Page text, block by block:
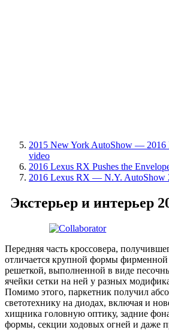
2015 New York AutoShow —
video
2016 Lexus RX Pushes the
2016 Lexus RX — N.Y. AutoShow
Экстерьер и интерьер
Передняя часть кроссовера,
отличается крупной формы фирменной
решеткой, выполненной в виде
ячейки сетки на ней у разных
Помимо этого, паркетник получил
светотехнику на диодах, включая и
хищника головную оптику, задние
формы, секции ходовых огней и даже